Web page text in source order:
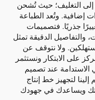
التغليف؛ حيث تُشحن
إضافية. وتُعد الطباعة
جذريًا. فتصميمات
والتفاصيل الدقيقة تمثل
ولا نتوقف عن
على الابتكار ونستثمر
الاستدامة عند تصميم
إلينا لتجهيز خط إنتاج
ويساعدك في جهودك